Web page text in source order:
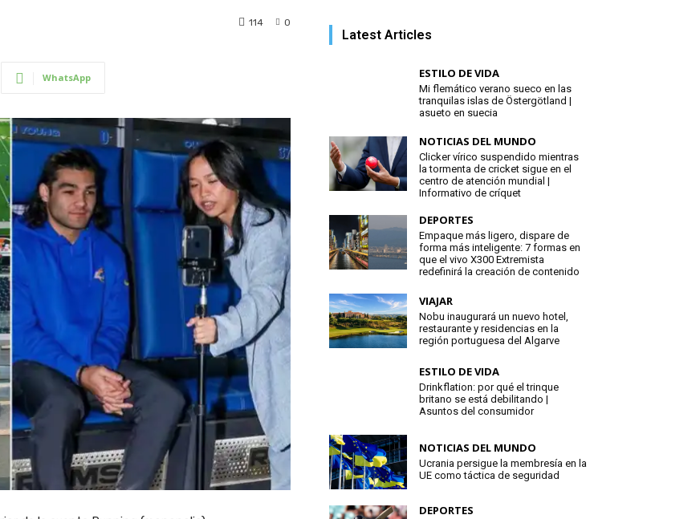
0
114
WhatsApp
Latest Articles
ESTILO DE VIDA
Mi flemático verano sueco en las
tranquilas islas de Östergötland |
asueto en suecia
NOTICIAS DEL MUNDO
Clicker vírico suspendido mientras
la tormenta de cricket sigue en el
centro de atención mundial |
Informativo de críquet
DEPORTES
Empaque más ligero, dispare de
forma más inteligente: 7 formas en
que el vivo X300 Extremista
redefinirá la creación de contenido
VIAJAR
Nobu inaugurará un nuevo hotel,
restaurante y residencias en la
región portuguesa del Algarve
ESTILO DE VIDA
Drinkflation: por qué el trinque
britano se está debilitando |
Asuntos del consumidor
NOTICIAS DEL MUNDO
Ucrania persigue la membresía en la
UE como táctica de seguridad
DEPORTES